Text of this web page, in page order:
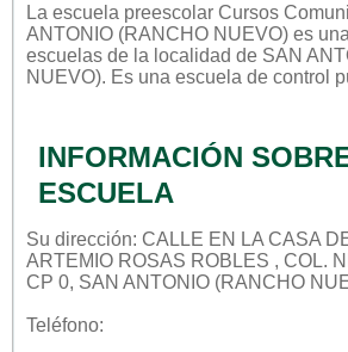
La escuela preescolar Cursos
ANTONIO (RANCHO NUEVO) es
escuelas de la localidad de SAN
NUEVO). Es una escuela de control
INFORMACIÓN
ESCUELA
Su dirección: CALLE EN LA CASA
ARTEMIO ROSAS ROBLES , COL.
CP 0, SAN ANTONIO (RANCHO
Teléfono: